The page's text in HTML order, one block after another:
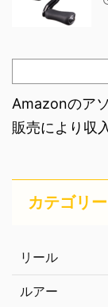
Amazonのア
販売により収
カテゴリー
リール
ルアー